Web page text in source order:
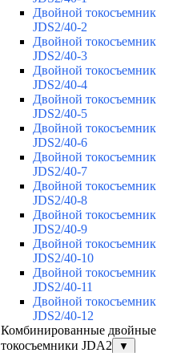
Двойной токосъемник
JDS2/40-2
Двойной токосъемник
JDS2/40-3
Двойной токосъемник
JDS2/40-4
Двойной токосъемник
JDS2/40-5
Двойной токосъемник
JDS2/40-6
Двойной токосъемник
JDS2/40-7
Двойной токосъемник
JDS2/40-8
Двойной токосъемник
JDS2/40-9
Двойной токосъемник
JDS2/40-10
Двойной токосъемник
JDS2/40-11
Двойной токосъемник
JDS2/40-12
Комбинированные двойные
токосъемники JDA2
▼